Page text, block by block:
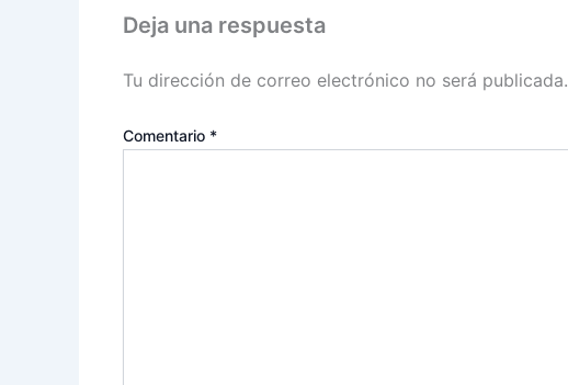
Deja una respuesta
Tu dirección de correo electrónico no será publicada.
Comentario *